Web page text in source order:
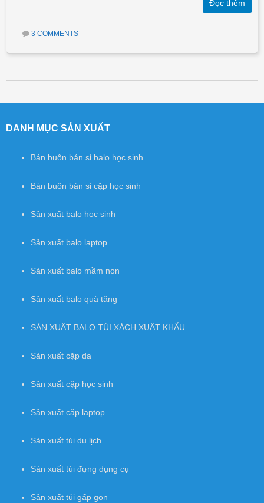
DANH MỤC SẢN XUẤT
Bán buôn bán sỉ balo học sinh
Bán buôn bán sỉ cặp học sinh
Sản xuất balo học sinh
Sản xuất balo laptop
Sản xuất balo mầm non
Sản xuất balo quà tặng
SẢN XUẤT BALO TÚI XÁCH XUẤT KHẨU
Sản xuất cặp da
Sản xuất cặp học sinh
Sản xuất cặp laptop
Sản xuất túi du lịch
Sản xuất túi đựng dụng cụ
Sản xuất túi gấp gọn
Đọc thêm
3 COMMENTS
Post navigation